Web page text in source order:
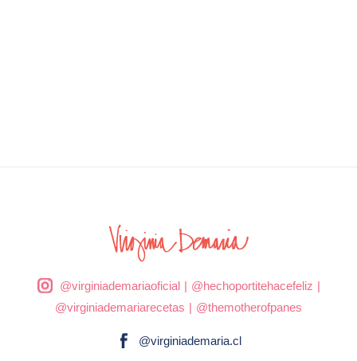
@virginiademariaoficial| @hechoportitehacefeliz |
@virginiademariarecetas | @themotherofpanes
@virginiademaria.cl